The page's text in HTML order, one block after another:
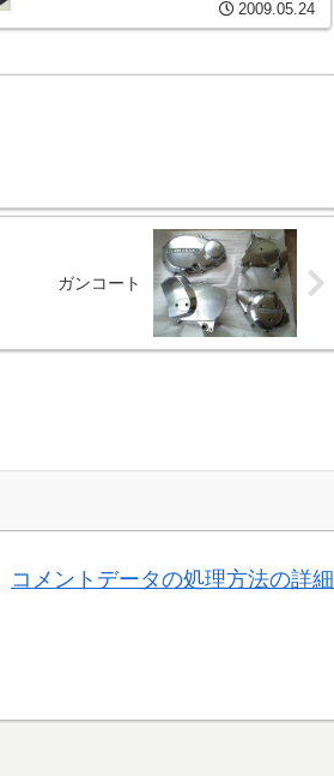
2009.05.24
ガンコート
コメントデータの処理方法の詳細